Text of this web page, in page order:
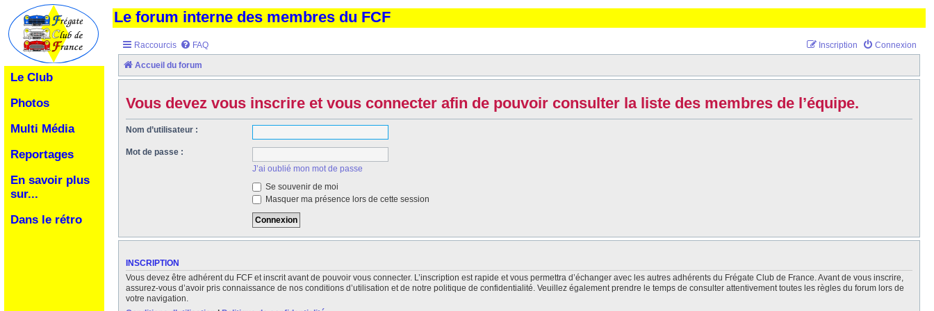
Le Club
Photos
Multi Média
Reportages
En savoir plus
sur...
Dans le rétro
Le forum interne des membres du FCF
Raccourcis FAQ Connexion
Inscription
Accueil du forum
Vous devez vous inscrire et vous connecter afin de pouvoir consulter la liste des membres de l’équipe.
Nom d’utilisateur :
Mot de passe :
J’ai oublié mon mot de passe
Se souvenir de moi
Masquer ma présence lors de cette session
INSCRIPTION
Vous devez être adhérent du FCF et inscrit avant de pouvoir vous connecter. L’inscription est rapide et vous permettra d’échanger avec les autres adhérents du Frégate Club de France. Avant de vous inscrire,
assurez-vous d’avoir pris connaissance de nos conditions d’utilisation et de notre politique de confidentialité. Veuillez également prendre le temps de consulter attentivement toutes les règles du forum lors de
votre navigation.